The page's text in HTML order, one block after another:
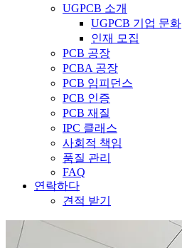
UGPCB 소개
UGPCB 기업 문화
인재 모집
PCB 공장
PCBA 공장
PCB 임피던스
PCB 인증
PCB 재질
IPC 클래스
사회적 책임
품질 관리
FAQ
연락하다
견적 받기